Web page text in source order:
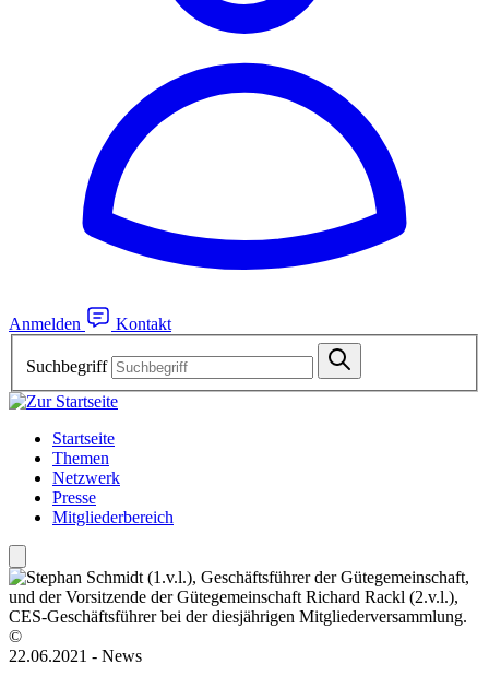
Anmelden Kontakt
Suchbegriff
Startseite
Themen
Netzwerk
Presse
Mitgliederbereich
©
22.06.2021 - News